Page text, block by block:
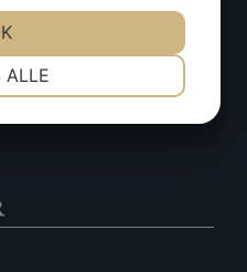
ALLE